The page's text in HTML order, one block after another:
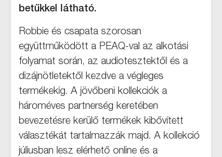
betűkkel látható.
Robbie és csapata szorosan
együttműködött a PEAQ-val az alkotási
folyamat során, az audiotesztektől és a
dizájnötletektől kezdve a végleges
termékekig. A jövőbeni kollekciók a
hároméves partnerség keretében
bevezetésre kerülő termékek kibővített
választékát tartalmazzák majd. A kollekció
júliusban lesz elérhető online és a